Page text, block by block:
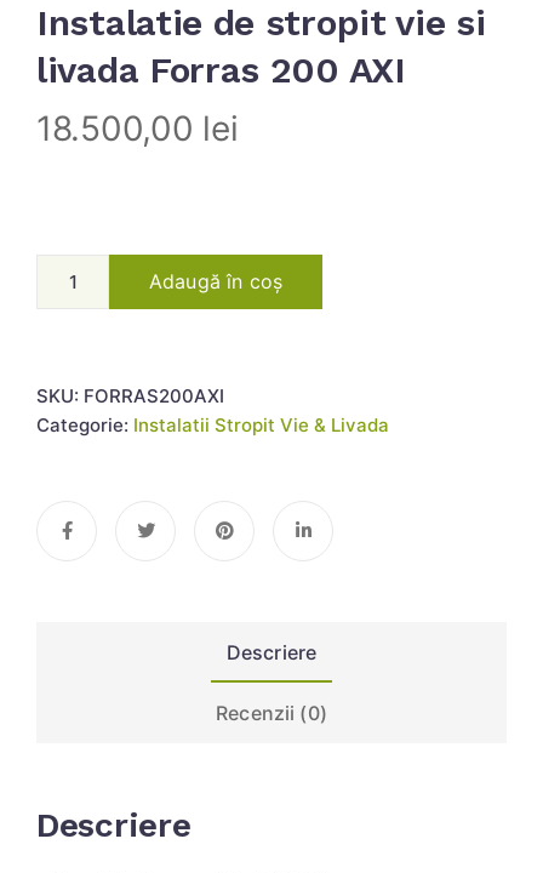
Instalatie de stropit vie si
livada Forras 200 AXI
18.500,00 lei
Adaugă în coș
SKU: FORRAS200AXI
Categorie: Instalatii Stropit Vie & Livada
Descriere
Recenzii (0)
Descriere